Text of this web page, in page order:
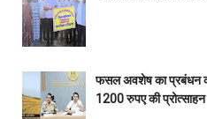
फसल अवशेष का प्रबंधन
1200 रुपए की प्रोत्साहन